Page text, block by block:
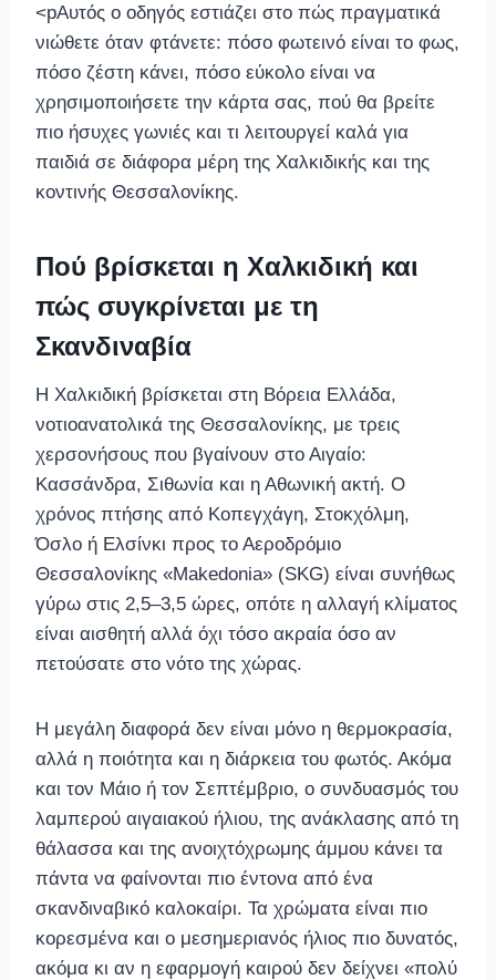
<pΑυτός ο οδηγός εστιάζει στο πώς πραγματικά
νιώθετε όταν φτάνετε: πόσο φωτεινό είναι το φως,
πόσο ζέστη κάνει, πόσο εύκολο είναι να
χρησιμοποιήσετε την κάρτα σας, πού θα βρείτε
πιο ήσυχες γωνιές και τι λειτουργεί καλά για
παιδιά σε διάφορα μέρη της Χαλκιδικής και της
κοντινής Θεσσαλονίκης.
Πού βρίσκεται η Χαλκιδική και
πώς συγκρίνεται με τη
Σκανδιναβία
Η Χαλκιδική βρίσκεται στη Βόρεια Ελλάδα,
νοτιοανατολικά της Θεσσαλονίκης, με τρεις
χερσονήσους που βγαίνουν στο Αιγαίο:
Κασσάνδρα, Σιθωνία και η Αθωνική ακτή. Ο
χρόνος πτήσης από Κοπεγχάγη, Στοκχόλμη,
Όσλο ή Ελσίνκι προς το Αεροδρόμιο
Θεσσαλονίκης «Makedonia» (SKG) είναι συνήθως
γύρω στις 2,5–3,5 ώρες, οπότε η αλλαγή κλίματος
είναι αισθητή αλλά όχι τόσο ακραία όσο αν
πετούσατε στο νότο της χώρας.
Η μεγάλη διαφορά δεν είναι μόνο η θερμοκρασία,
αλλά η ποιότητα και η διάρκεια του φωτός. Ακόμα
και τον Μάιο ή τον Σεπτέμβριο, ο συνδυασμός του
λαμπερού αιγαιακού ήλιου, της ανάκλασης από τη
θάλασσα και της ανοιχτόχρωμης άμμου κάνει τα
πάντα να φαίνονται πιο έντονα από ένα
σκανδιναβικό καλοκαίρι. Τα χρώματα είναι πιο
κορεσμένα και ο μεσημεριανός ήλιος πιο δυνατός,
ακόμα κι αν η εφαρμογή καιρού δεν δείχνει «πολύ